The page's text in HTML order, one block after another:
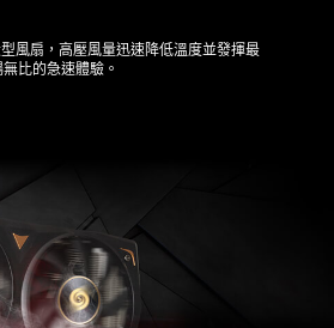
風扇，高壓風量迅速降低溫度並發揮最
比的急速體驗。